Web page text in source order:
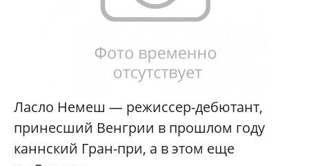
Ласло Немеш — режиссер-дебютант,
принесший Венгрии в прошлом году
каннский Гран-при, а в этом еще